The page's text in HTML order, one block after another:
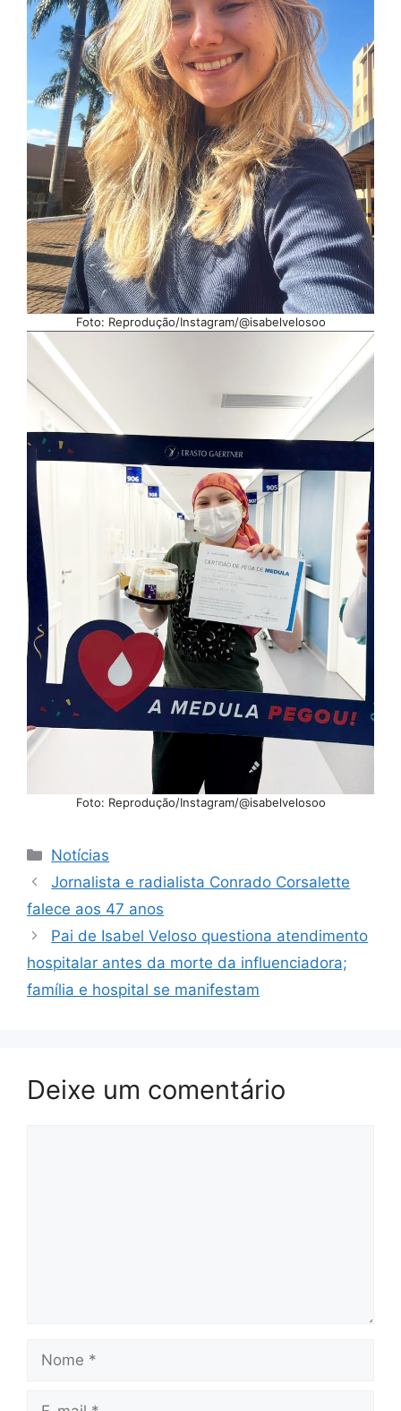
Foto: Reprodução/Instagram/@isabelvelosoo
Foto: Reprodução/Instagram/@isabelvelosoo
Categorias
Notícias
Jornalista e radialista Conrado Corsalette
falece aos 47 anos
Pai de Isabel Veloso questiona atendimento
hospitalar antes da morte da influenciadora;
família e hospital se manifestam
Deixe um comentário
Nome